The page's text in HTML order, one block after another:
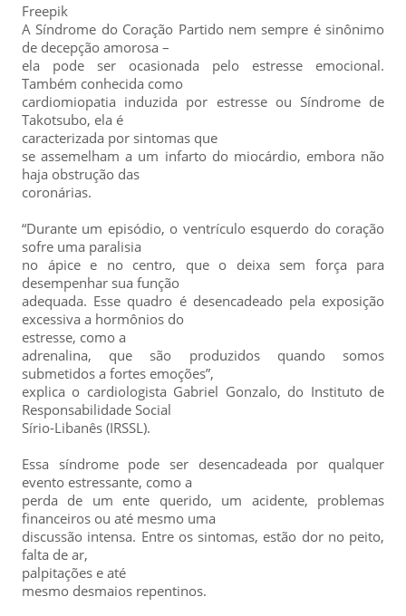
Freepik
A Síndrome do Coração Partido nem sempre é sinônimo
de decepção amorosa –
ela pode ser ocasionada pelo estresse emocional.
Também conhecida como
cardiomiopatia induzida por estresse ou Síndrome de
Takotsubo, ela é
caracterizada por sintomas que
se assemelham a um infarto do miocárdio, embora não
haja obstrução das
coronárias.
“Durante um episódio, o ventrículo esquerdo do coração
sofre uma paralisia
no ápice e no centro, que o deixa sem força para
desempenhar sua função
adequada. Esse quadro é desencadeado pela exposição
excessiva a hormônios do
estresse, como a
adrenalina, que são produzidos quando somos
submetidos a fortes emoções”,
explica o cardiologista Gabriel Gonzalo, do Instituto de
Responsabilidade Social
Sírio-Libanês (IRSSL).
Essa síndrome pode ser desencadeada por qualquer
evento estressante, como a
perda de um ente querido, um acidente, problemas
financeiros ou até mesmo uma
discussão intensa. Entre os sintomas, estão dor no peito,
falta de ar,
palpitações e até
mesmo desmaios repentinos.